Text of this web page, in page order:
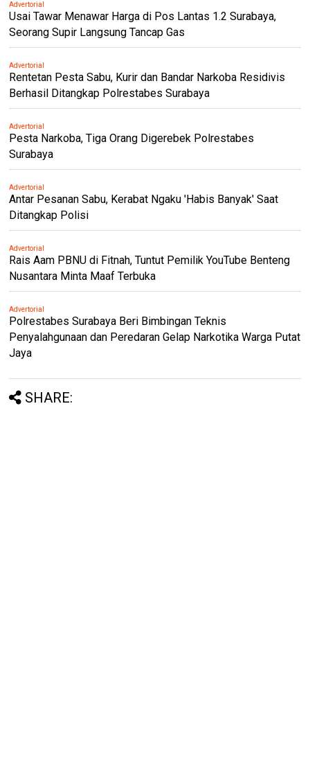
Advertorial
Usai Tawar Menawar Harga di Pos Lantas 1.2 Surabaya,
Seorang Supir Langsung Tancap Gas
Advertorial
Rentetan Pesta Sabu, Kurir dan Bandar Narkoba Residivis
Berhasil Ditangkap Polrestabes Surabaya
Advertorial
Pesta Narkoba, Tiga Orang Digerebek Polrestabes
Surabaya
Advertorial
Antar Pesanan Sabu, Kerabat Ngaku 'Habis Banyak' Saat
Ditangkap Polisi
Advertorial
Rais Aam PBNU di Fitnah, Tuntut Pemilik YouTube Benteng
Nusantara Minta Maaf Terbuka
Advertorial
Polrestabes Surabaya Beri Bimbingan Teknis
Penyalahgunaan dan Peredaran Gelap Narkotika Warga Putat
Jaya
SHARE: